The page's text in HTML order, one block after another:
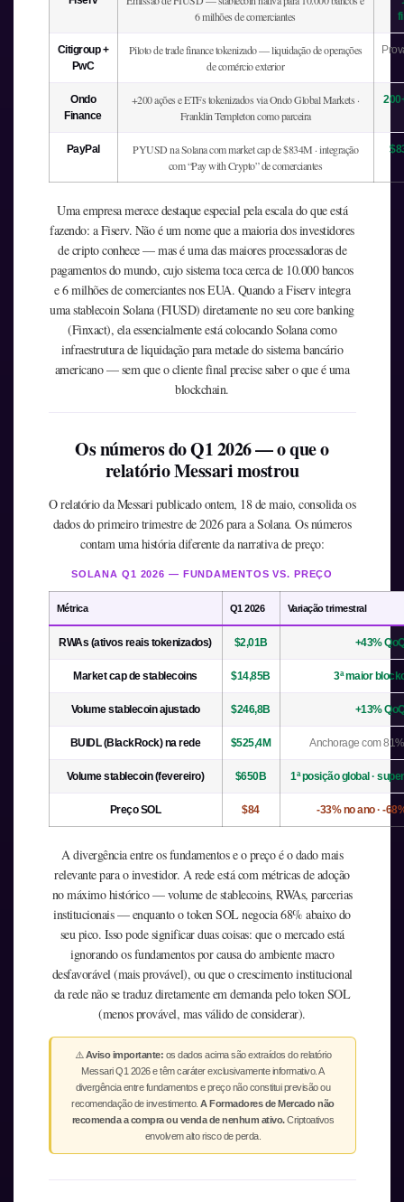
6 milhões de comerciantes
Citigroup +
PwC
Piloto de trade finance tokenizado — liquidação de operações
de comércio exterior
Ondo
Finance
+200 ações e ETFs tokenizados via Ondo Global Markets ·
Franklin Templeton como parceira
PayPal
PYUSD na Solana com market cap de $834M · integração
com “Pay with Crypto” de comerciantes
Uma empresa merece destaque especial pela escala do que está
fazendo: a Fiserv. Não é um nome que a maioria dos investidores
de cripto conhece — mas é uma das maiores processadoras de
pagamentos do mundo, cujo sistema toca cerca de 10.000 bancos
e 6 milhões de comerciantes nos EUA. Quando a Fiserv integra
uma stablecoin Solana (FIUSD) diretamente no seu core banking
(Finxact), ela essencialmente está colocando Solana como
infraestrutura de liquidação para metade do sistema bancário
americano — sem que o cliente final precise saber o que é uma
blockchain.
Os números do Q1 2026 — o que o
relatório Messari mostrou
O relatório da Messari publicado ontem, 18 de maio, consolida os
dados do primeiro trimestre de 2026 para a Solana. Os números
contam uma história diferente da narrativa de preço:
SOLANA Q1 2026 — FUNDAMENTOS VS. PREÇO
Métrica Q1 2026 Variação trimestral
RWAs (ativos reais tokenizados) $2,01B +43%
Market cap de stablecoins $14,85B 3ª maior
Volume stablecoin ajustado $246,8B +13%
BUIDL (BlackRock) na rede $525,4M Anchorage com
Volume stablecoin (fevereiro) $650B 1ª posição global ·
Preço SOL $84 -33% no ano · -
A divergência entre os fundamentos e o preço é o dado mais
relevante para o investidor. A rede está com métricas de adoção
no máximo histórico — volume de stablecoins, RWAs, parcerias
institucionais — enquanto o token SOL negocia 68% abaixo do
seu pico. Isso pode significar duas coisas: que o mercado está
ignorando os fundamentos por causa do ambiente macro
desfavorável (mais provável), ou que o crescimento institucional
da rede não se traduz diretamente em demanda pelo token SOL
(menos provável, mas válido de considerar).
⚠️ Aviso importante: os dados acima são extraídos do relatório
Messari Q1 2026 e têm caráter exclusivamente informativo. A
divergência entre fundamentos e preço não constitui previsão ou
recomendação de investimento.A Formadores de Mercado não
recomenda a compra ou venda de nenhum ativo.Criptoativos
envolvem alto risco de perda.